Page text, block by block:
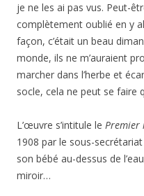
je ne les ai pas vus. Peut-
complètement oublié en y
façon, c’était un beau
monde, ils ne m’auraient
marcher dans l’herbe et
socle, cela ne peut se faire
L’œuvre s’intitule le
1908 par le sous-
son bébé au-dessus de
miroir…